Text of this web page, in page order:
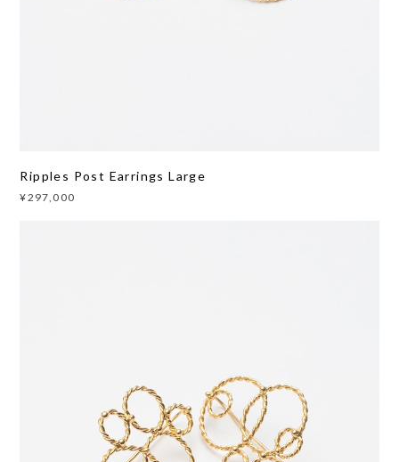
Ripples Post Earrings Large
¥297,000